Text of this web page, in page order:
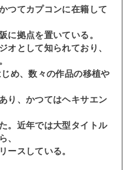
つてカプコンに在籍して
に拠点を置いている。
オとして知られており、
め、数々の作品の移植や
り、かつてはヘキサエン
。近年では大型タイトル
、
ースしている。